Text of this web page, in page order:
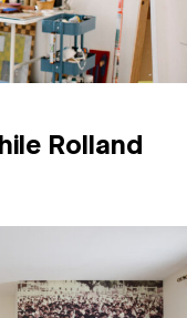
Rolland